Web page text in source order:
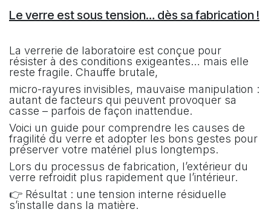
Le verre est sous tension… dès sa fabrication !
La verrerie de laboratoire est conçue pour
résister à des conditions exigeantes… mais elle
reste fragile. Chauffe brutale,
micro-rayures invisibles, mauvaise manipulation :
autant de facteurs qui peuvent provoquer sa
casse – parfois de façon inattendue.
Voici un guide pour comprendre les causes de
fragilité du verre et adopter les bons gestes pour
préserver votre matériel plus longtemps.
Lors du processus de fabrication, l’extérieur du
verre refroidit plus rapidement que l’intérieur.
👉 Résultat : une tension interne résiduelle
s’installe dans la matière.